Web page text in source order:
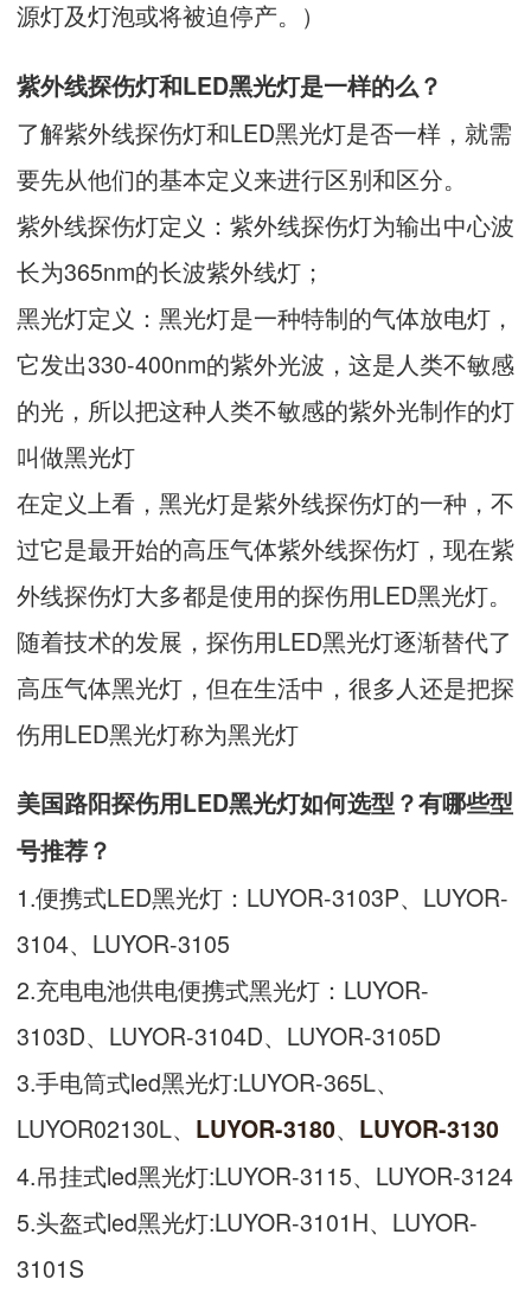
源灯及灯泡或将被迫停产。）
紫外线探伤灯和LED黑光灯是一样的么？
了解紫外线探伤灯和LED黑光灯是否一样，就需
要先从他们的基本定义来进行区别和区分。
紫外线探伤灯定义：紫外线探伤灯为输出中心波
长为365nm的长波紫外线灯；
黑光灯定义：黑光灯是一种特制的气体放电灯，
它发出330-400nm的紫外光波，这是人类不敏感
的光，所以把这种人类不敏感的紫外光制作的灯
叫做黑光灯
在定义上看，黑光灯是紫外线探伤灯的一种，不
过它是最开始的高压气体紫外线探伤灯，现在紫
外线探伤灯大多都是使用的探伤用LED黑光灯。
随着技术的发展，探伤用LED黑光灯逐渐替代了
高压气体黑光灯，但在生活中，很多人还是把探
伤用LED黑光灯称为黑光灯
美国路阳探伤用LED黑光灯如何选型？有哪些型
号推荐？
1.便携式LED黑光灯：LUYOR-3103P、LUYOR-
3104、LUYOR-3105
2.充电电池供电便携式黑光灯：LUYOR-
3103D、LUYOR-3104D、LUYOR-3105D
3.手电筒式led黑光灯:LUYOR-365L、
LUYOR02130L、 LUYOR-3180、 LUYOR-3130
4.吊挂式led黑光灯:LUYOR-3115、LUYOR-3124
5.头盔式led黑光灯:LUYOR-3101H、LUYOR-
3101S